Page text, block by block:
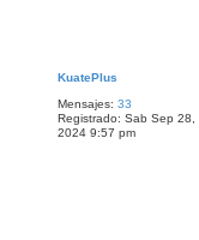
KuatePlus
Mensajes: 33
Registrado: Sab Sep 28,
2024 9:57 pm